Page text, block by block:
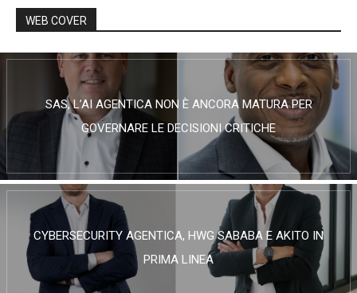
WEB COVER
SAS, L’AI AGENTICA NON È ANCORA MATURA PER
GOVERNARE LE DECISIONI CRITICHE
CYBERSECURITY AGENTICA, HWG SABABA E AKITO IN
PRIMA LINEA